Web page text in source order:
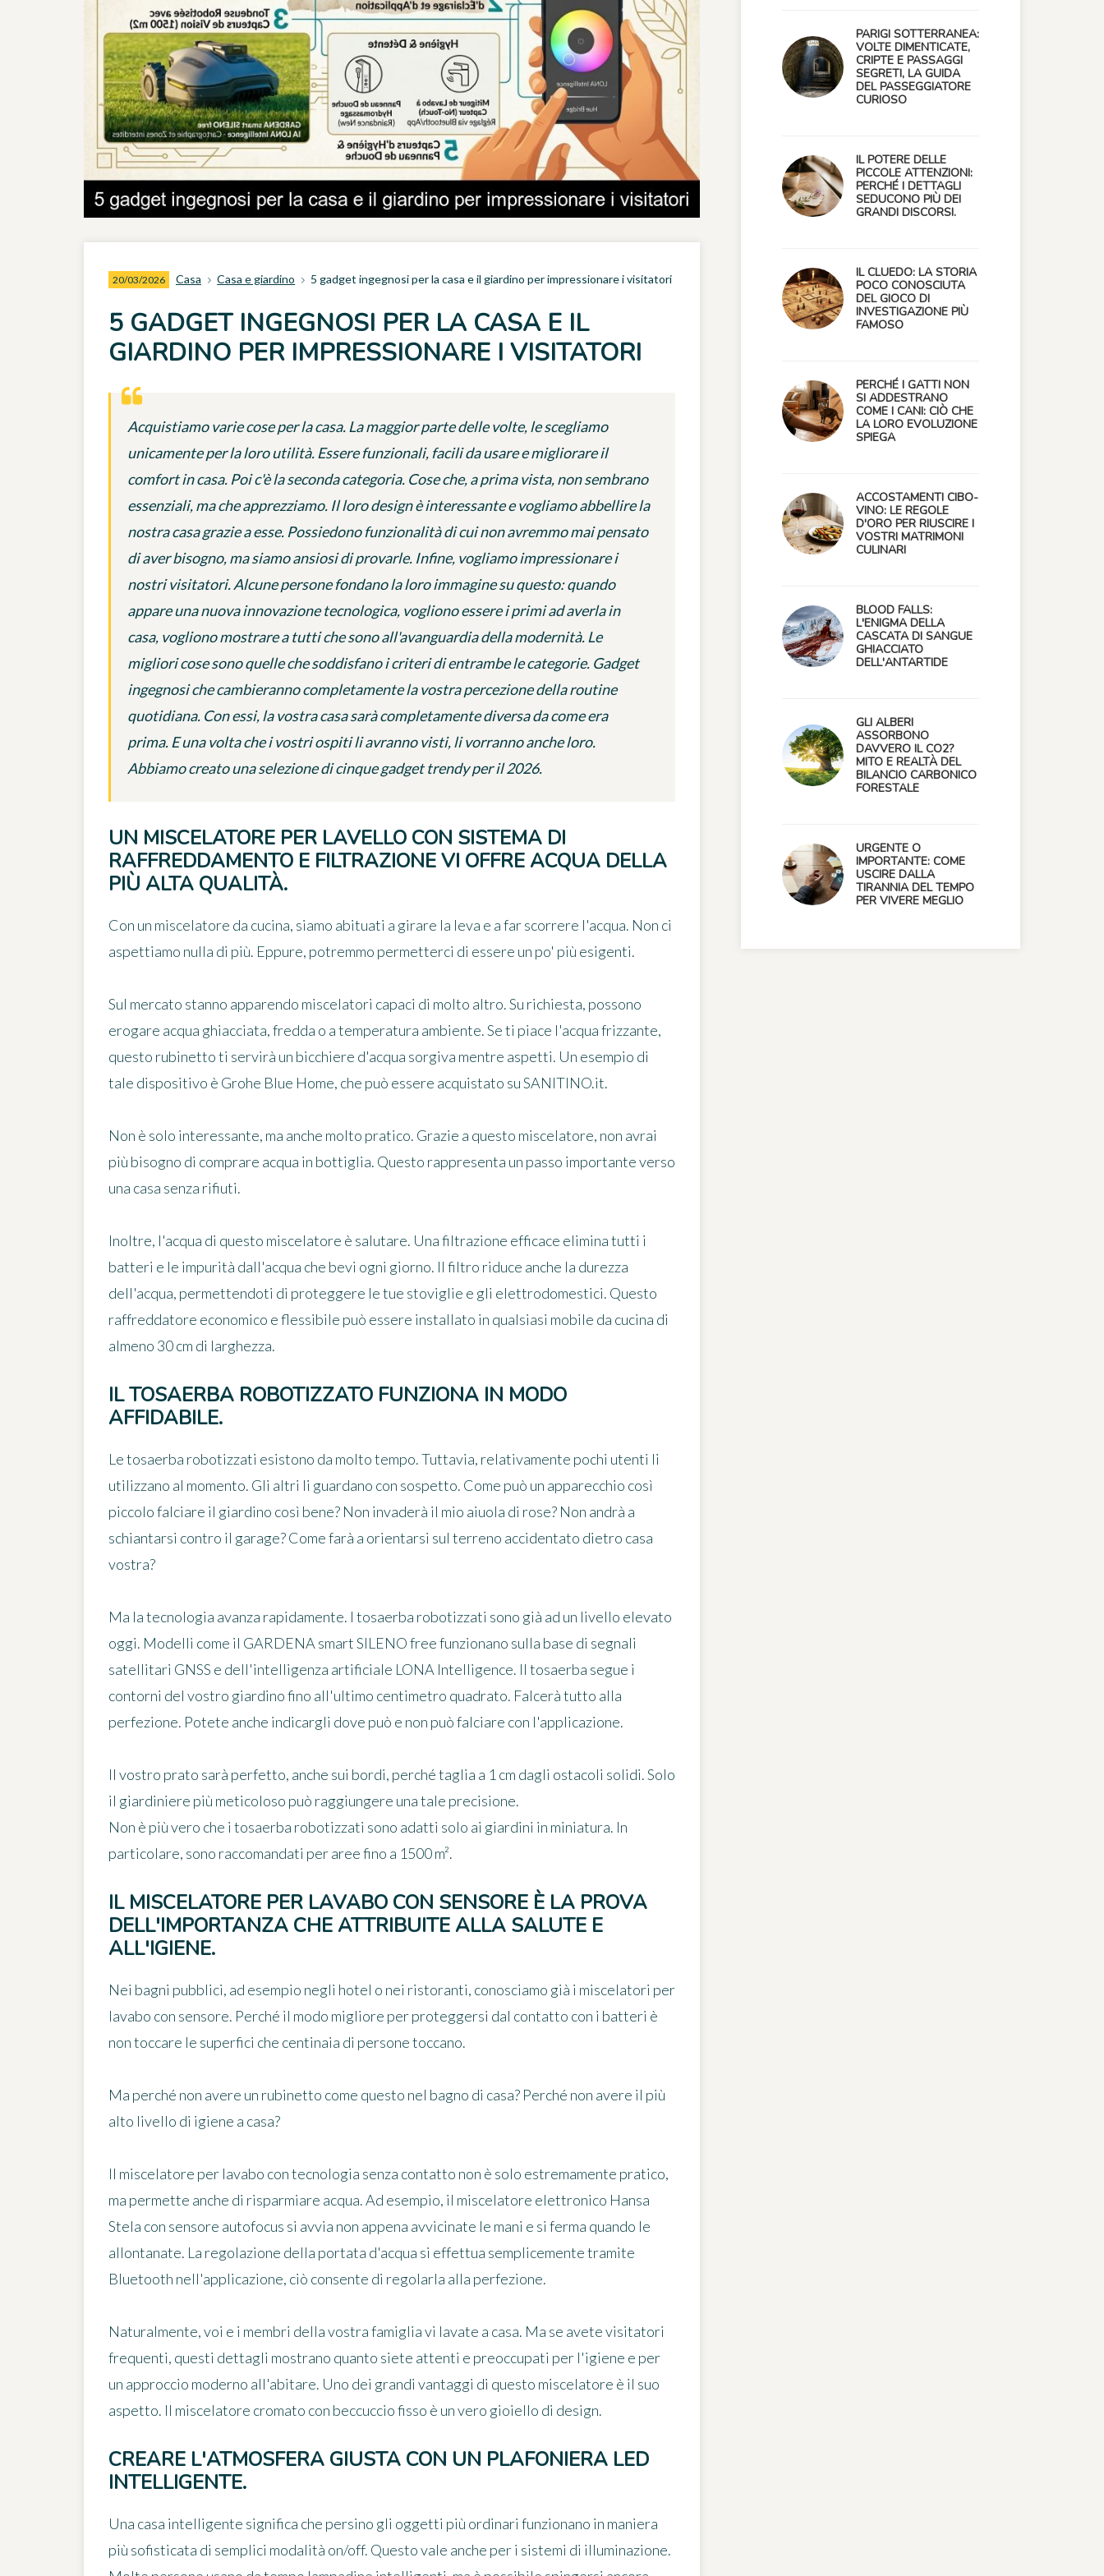
20/03/2026 Casa Casa e giardino 5 gadget ingegnosi per la casa e il giardino per impressionare i visitatori
5 GADGET INGEGNOSI PER LA CASA E IL
GIARDINO PER IMPRESSIONARE I VISITATORI
Acquistiamo varie cose per la casa. La maggior parte delle volte, le scegliamo
unicamente per la loro utilità. Essere funzionali, facili da usare e migliorare il
comfort in casa. Poi c'è la seconda categoria. Cose che, a prima vista, non sembrano
essenziali, ma che apprezziamo. Il loro design è interessante e vogliamo abbellire la
nostra casa grazie a esse. Possiedono funzionalità di cui non avremmo mai pensato
di aver bisogno, ma siamo ansiosi di provarle. Infine, vogliamo impressionare i
nostri visitatori. Alcune persone fondano la loro immagine su questo: quando
appare una nuova innovazione tecnologica, vogliono essere i primi ad averla in
casa, vogliono mostrare a tutti che sono all'avanguardia della modernità. Le
migliori cose sono quelle che soddisfano i criteri di entrambe le categorie. Gadget
ingegnosi che cambieranno completamente la vostra percezione della routine
quotidiana. Con essi, la vostra casa sarà completamente diversa da come era
prima. E una volta che i vostri ospiti li avranno visti, li vorranno anche loro.
Abbiamo creato una selezione di cinque gadget trendy per il 2026.
UN MISCELATORE PER LAVELLO CON SISTEMA DI
RAFFREDDAMENTO E FILTRAZIONE VI OFFRE ACQUA DELLA
PIÙ ALTA QUALITÀ.
Con un miscelatore da cucina, siamo abituati a girare la leva e a far scorrere l'acqua. Non ci
aspettiamo nulla di più. Eppure, potremmo permetterci di essere un po' più esigenti.
Sul mercato stanno apparendo miscelatori capaci di molto altro. Su richiesta, possono
erogare acqua ghiacciata, fredda o a temperatura ambiente. Se ti piace l'acqua frizzante,
questo rubinetto ti servirà un bicchiere d'acqua sorgiva mentre aspetti. Un esempio di
tale dispositivo è Grohe Blue Home, che può essere acquistato su SANITINO.it.
Non è solo interessante, ma anche molto pratico. Grazie a questo miscelatore, non avrai
più bisogno di comprare acqua in bottiglia. Questo rappresenta un passo importante verso
una casa senza rifiuti.
Inoltre, l'acqua di questo miscelatore è salutare. Una filtrazione efficace elimina tutti i
batteri e le impurità dall'acqua che bevi ogni giorno. Il filtro riduce anche la durezza
dell'acqua, permettendoti di proteggere le tue stoviglie e gli elettrodomestici. Questo
raffreddatore economico e flessibile può essere installato in qualsiasi mobile da cucina di
almeno 30 cm di larghezza.
IL TOSAERBA ROBOTIZZATO FUNZIONA IN MODO
AFFIDABILE.
Le tosaerba robotizzati esistono da molto tempo. Tuttavia, relativamente pochi utenti li
utilizzano al momento. Gli altri li guardano con sospetto. Come può un apparecchio così
piccolo falciare il giardino così bene? Non invaderà il mio aiuola di rose? Non andrà a
schiantarsi contro il garage? Come farà a orientarsi sul terreno accidentato dietro casa
vostra?
Ma la tecnologia avanza rapidamente. I tosaerba robotizzati sono già ad un livello elevato
oggi. Modelli come il GARDENA smart SILENO free funzionano sulla base di segnali
satellitari GNSS e dell'intelligenza artificiale LONA Intelligence. Il tosaerba segue i
contorni del vostro giardino fino all'ultimo centimetro quadrato. Falcerà tutto alla
perfezione. Potete anche indicargli dove può e non può falciare con l'applicazione.
Il vostro prato sarà perfetto, anche sui bordi, perché taglia a 1 cm dagli ostacoli solidi. Solo
il giardiniere più meticoloso può raggiungere una tale precisione.
Non è più vero che i tosaerba robotizzati sono adatti solo ai giardini in miniatura. In
particolare, sono raccomandati per aree fino a 1500 m².
IL MISCELATORE PER LAVABO CON SENSORE È LA PROVA
DELL'IMPORTANZA CHE ATTRIBUITE ALLA SALUTE E
ALL'IGIENE.
Nei bagni pubblici, ad esempio negli hotel o nei ristoranti, conosciamo già i miscelatori per
lavabo con sensore. Perché il modo migliore per proteggersi dal contatto con i batteri è
non toccare le superfici che centinaia di persone toccano.
Ma perché non avere un rubinetto come questo nel bagno di casa? Perché non avere il più
alto livello di igiene a casa?
Il miscelatore per lavabo con tecnologia senza contatto non è solo estremamente pratico,
ma permette anche di risparmiare acqua. Ad esempio, il miscelatore elettronico Hansa
Stela con sensore autofocus si avvia non appena avvicinate le mani e si ferma quando le
allontanate. La regolazione della portata d'acqua si effettua semplicemente tramite
Bluetooth nell'applicazione, ciò consente di regolarla alla perfezione.
Naturalmente, voi e i membri della vostra famiglia vi lavate a casa. Ma se avete visitatori
frequenti, questi dettagli mostrano quanto siete attenti e preoccupati per l'igiene e per
un approccio moderno all'abitare. Uno dei grandi vantaggi di questo miscelatore è il suo
aspetto. Il miscelatore cromato con beccuccio fisso è un vero gioiello di design.
CREARE L'ATMOSFERA GIUSTA CON UN PLAFONIERA LED
INTELLIGENTE.
Una casa intelligente significa che persino gli oggetti più ordinari funzionano in maniera
più sofisticata di semplici modalità on/off. Questo vale anche per i sistemi di illuminazione.
PARIGI SOTTERRANEA:
VOLTE DIMENTICATE,
CRIPTE E PASSAGGI
SEGRETI, LA GUIDA
DEL PASSEGGIATORE
CURIOSO
IL POTERE DELLE
PICCOLE ATTENZIONI:
PERCHÉ I DETTAGLI
SEDUCONO PIÙ DEI
GRANDI DISCORSI.
IL CLUEDO: LA STORIA
POCO CONOSCIUTA
DEL GIOCO DI
INVESTIGAZIONE PIÙ
FAMOSO
PERCHÉ I GATTI NON
SI ADDESTRANO
COME I CANI: CIÒ CHE
LA LORO EVOLUZIONE
SPIEGA
ACCOSTAMENTI CIBO-
VINO: LE REGOLE
D'ORO PER RIUSCIRE I
VOSTRI MATRIMONI
CULINARI
BLOOD FALLS:
L'ENIGMA DELLA
CASCATA DI SANGUE
GHIACCIATO
DELL'ANTARTIDE
GLI ALBERI
ASSORBONO
DAVVERO IL CO2?
MITO E REALTÀ DEL
BILANCIO CARBONICO
FORESTALE
URGENTE O
IMPORTANTE: COME
USCIRE DALLA
TIRANNIA DEL TEMPO
PER VIVERE MEGLIO